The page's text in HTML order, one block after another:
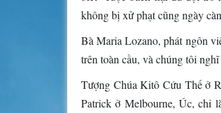
không bị xử phạt cũng ngày
Bà Maria Lozano, phát ngôn
trên toàn cầu, và chúng tôi
Tượng Chúa Kitô Cứu Thế ở
Patrick ở Melbourne, Úc, chỉ